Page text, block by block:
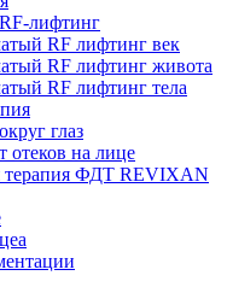
лифтинг
RF лифтинг век
RF лифтинг живота
RF лифтинг тела
глаз
отеков на лице
терапия ФДТ REVIXAN